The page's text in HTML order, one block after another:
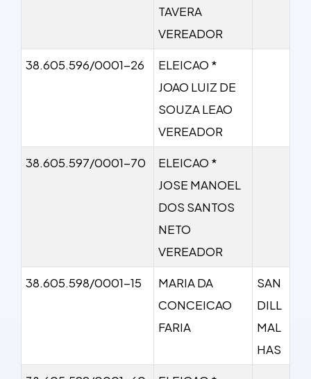
TAVERA
VEREADOR
38.605.596/0001-26
ELEICAO *
JOAO LUIZ DE
SOUZA LEAO
VEREADOR
38.605.597/0001-70
ELEICAO *
JOSE MANOEL
DOS SANTOS
NETO
VEREADOR
38.605.598/0001-15
MARIA DA
CONCEICAO
FARIA
SAN
DILL
MAL
HAS